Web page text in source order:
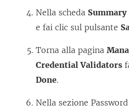
Nella scheda Summary
e fai clic sul pulsante
Torna alla pagina
Credential Validators
Done.
Nella sezione